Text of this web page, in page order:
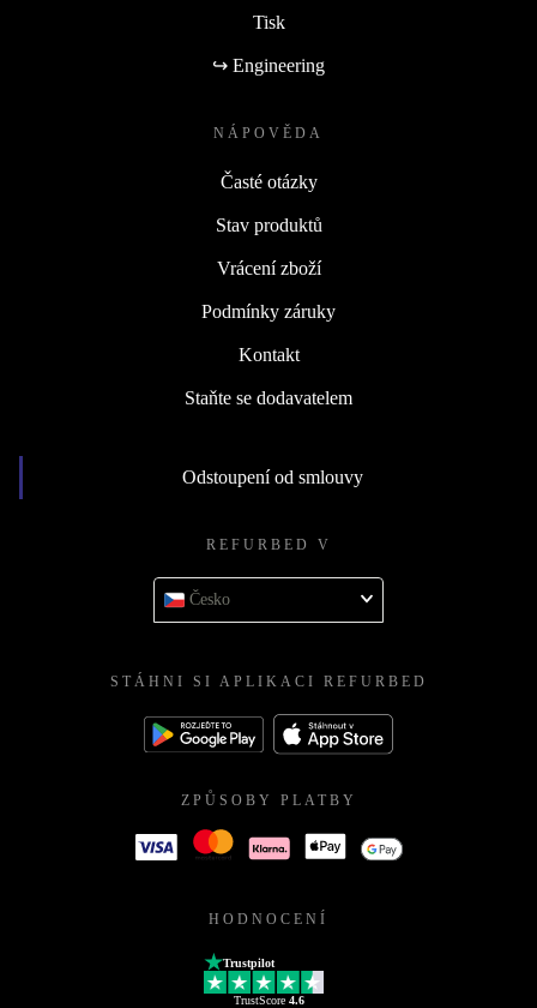
Tisk
↪ Engineering
NÁPOVĚDA
Časté otázky
Stav produktů
Vrácení zboží
Podmínky záruky
Kontakt
Staňte se dodavatelem
Odstoupení od smlouvy
REFURBED V
Česko
STÁHNI SI APLIKACI REFURBED
ZPŮSOBY PLATBY
HODNOCENÍ
Trustpilot
TrustScore 4.6